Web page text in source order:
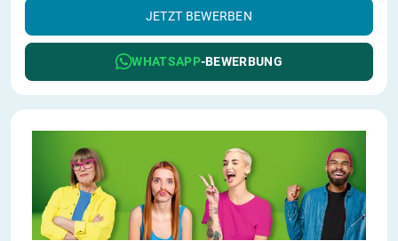
JETZT BEWERBEN
WHATSAPP-BEWERBUNG